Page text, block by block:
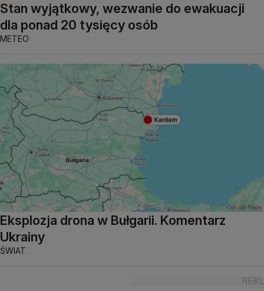
Stan wyjątkowy, wezwanie do ewakuacji
dla ponad 20 tysięcy osób
METEO
Eksplozja drona w Bułgarii. Komentarz
Ukrainy
ŚWIAT